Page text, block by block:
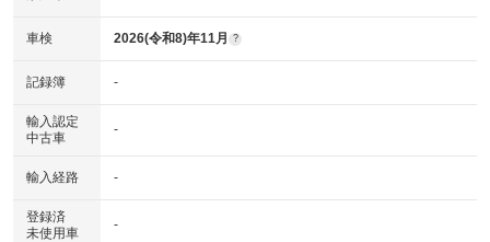
車検 2026(令和8)年11月 ?
記録簿 -
輸入認定
中古車
-
輸入経路 -
登録済
未使用車
-